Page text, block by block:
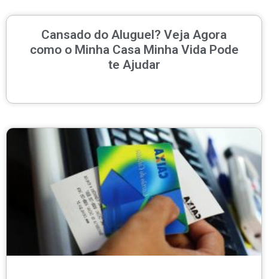
Cansado do Aluguel? Veja Agora
como o Minha Casa Minha Vida Pode
te Ajudar